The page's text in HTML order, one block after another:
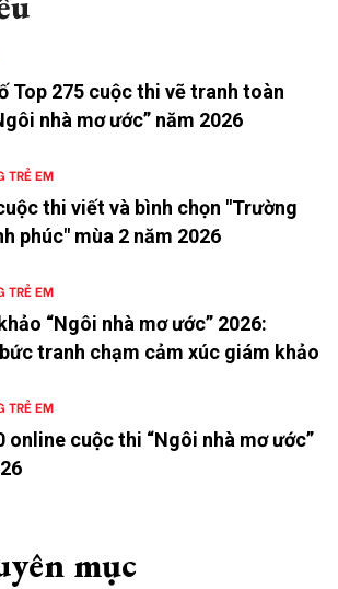
Top 275 cuộc thi vẽ tranh toàn
nhà mơ ước” năm 2026
TRẺ EM
thi viết và bình chọn "Trường
phúc" mùa 2 năm 2026
TRẺ EM
“Ngôi nhà mơ ước” 2026:
tranh chạm cảm xúc giám khảo
TRẺ EM
online cuộc thi “Ngôi nhà mơ ước”
mục